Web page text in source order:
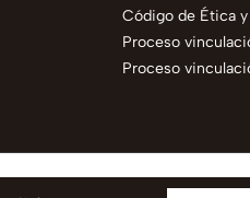
Código de Ética
Proceso
Proceso